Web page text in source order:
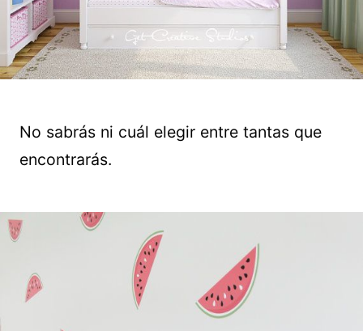
No sabrás ni cuál elegir entre tantas que
encontrarás.
Guardar